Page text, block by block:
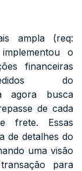
ampla (req:
o
financeiras
do
agora busca
de cada
frete. Essas
de detalhes do
uma visão
para